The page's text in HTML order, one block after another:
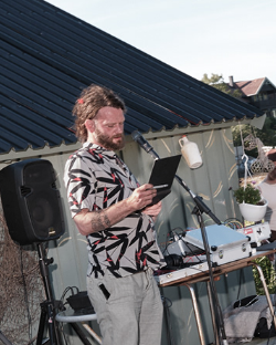
SØR I NORD ROOTSKUNST...
2025